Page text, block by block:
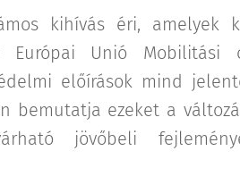
kihívás éri, amelyek
Európai Unió Mobilitási
előírások mind
bemutatja ezeket a
jövőbeli